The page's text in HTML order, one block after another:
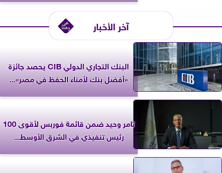
آخر الأخبار
البنك التجاري الدولي CIB يحصد جائزة
«أفضل بنك لأمناء الحفظ في مصر»...
تامر وحيد ضمن قائمة فوربس لأقوى 100
رئيس تنفيذي في الشرق الأوسط...